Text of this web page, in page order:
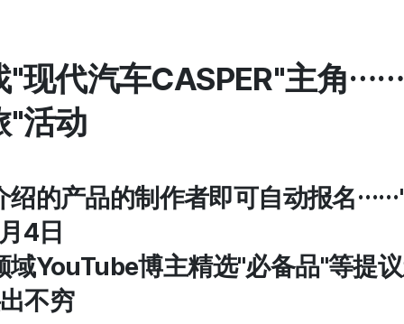
"现代汽车CASPER"主角
"活动
绍的产品的制作者即可自动报名
4日
域YouTube博主精选"必备品"等提
不穷